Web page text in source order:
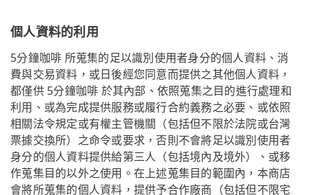
個人資料的利用
5分鐘咖啡 所蒐集的足以識別使用者身分的個人資料、消
費與交易資料，或日後經您同意而提供之其他個人資料，
都僅供 5分鐘咖啡 於其內部、依照蒐集之目的進行處理和
利用、或為完成提供服務或履行合約義務之必要、或依照
相關法令規定或有權主管機關（包括但不限於法院或台灣
票據交換所）之命令或要求，否則不會將足以識別使用者
身分的個人資料提供給第三人（包括境內及境外）、或移
作蒐集目的以外之使用。在上述蒐集目的範圍內，本商店
會將所蒐集的個人資料，提供予合作廠商（包括但不限宅